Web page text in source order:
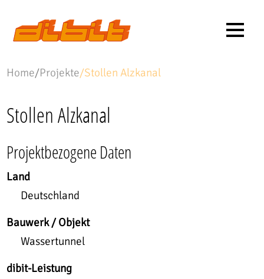
Home/Projekte/Stollen Alzkanal
Stollen Alzkanal
Projektbezogene Daten
Land
Deutschland
Bauwerk / Objekt
Wassertunnel
dibit-Leistung